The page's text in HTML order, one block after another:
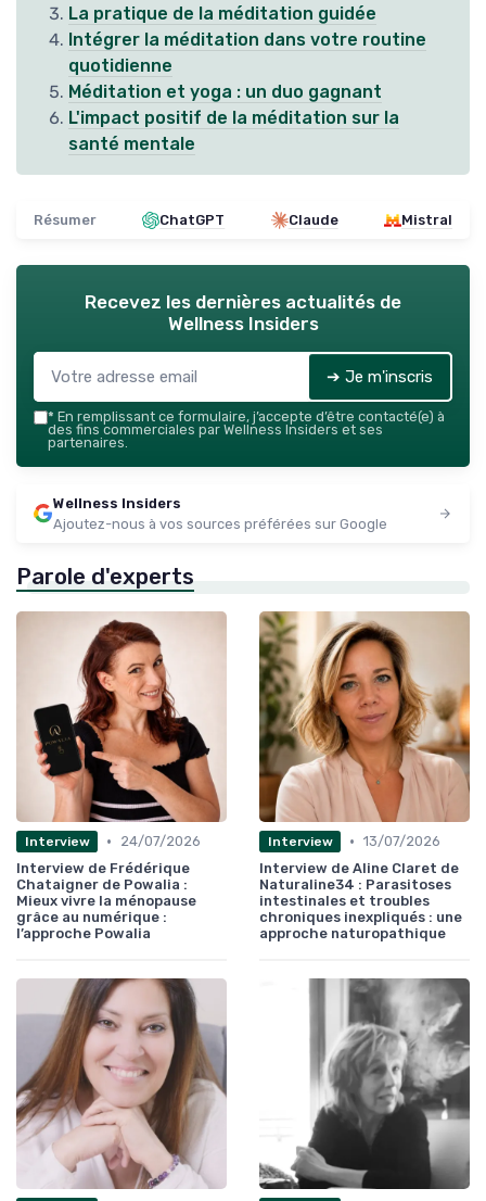
La pratique de la méditation guidée
Intégrer la méditation dans votre routine
quotidienne
Méditation et yoga : un duo gagnant
L'impact positif de la méditation sur la
santé mentale
Résumer ChatGPT Claude Mistral
Recevez les dernières actualités de
Wellness Insiders
➔ Je m'inscris
* En remplissant ce formulaire, j’accepte d’être contacté(e) à
des fins commerciales par Wellness Insiders et ses
partenaires.
Wellness Insiders
Ajoutez-nous à vos sources préférées sur Google
Parole d'experts
Interview •
24/07/2026
Interview de Frédérique
Chataigner de Powalia :
Mieux vivre la ménopause
grâce au numérique :
l’approche Powalia
Interview • 13/07/2026
Interview de Aline Claret de
Naturaline34 : Parasitoses
intestinales et troubles
chroniques inexpliqués : une
approche naturopathique